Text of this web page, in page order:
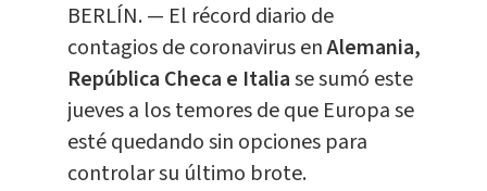
BERLÍN. — El récord diario de
contagios de coronavirus enAlemania,
República Checa e Italiase sumó este
jueves a los temores de que Europa se
esté quedando sin opciones para
controlar su último brote.